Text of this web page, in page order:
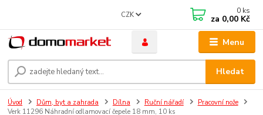
Menu
CZK
Hledat
0 ks
za 0,00 Kč
Úvod Dům, byt a zahrada Dílna Ruční nářadí
Pracovní nože
Verk 11296 Náhradní odlamovací čepele 18 mm, 10 ks